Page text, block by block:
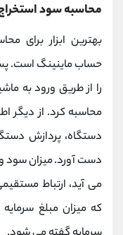
محاسبه سود
بهترین ابزار برای
حساب ماینینگ است.
را از طریق ورود به
محاسبه کرد. از دیگر
دستگاه، پردازش
دست آورد. میزان سود
می آید، ارتباط
که میزان مبلغ